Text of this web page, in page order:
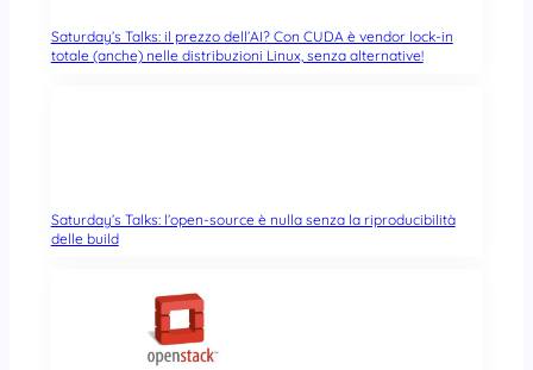
Saturday’s Talks: il prezzo dell’AI? Con CUDA è vendor lock-in
totale (anche) nelle distribuzioni Linux, senza alternative!
Saturday’s Talks: l’open-source è nulla senza la riproducibilità
delle build